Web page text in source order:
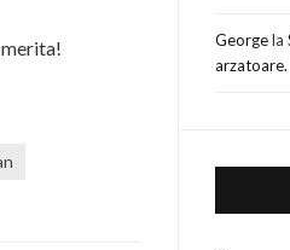
merita! Georgela
arzatoare.